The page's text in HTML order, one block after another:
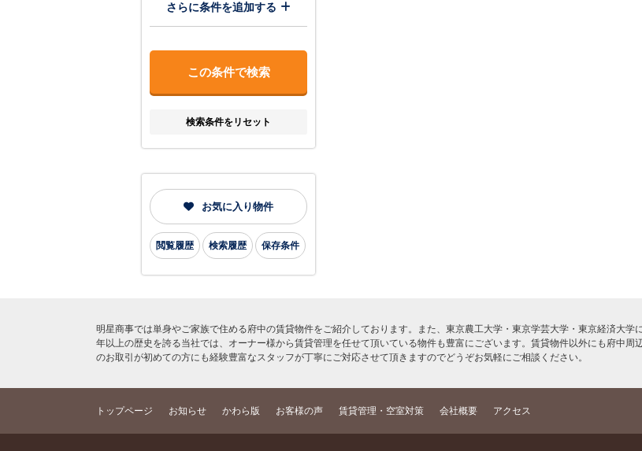
さらに条件を追加する
検索条件をリセット
お気に入り物件
閲覧履歴 検索履歴 保存条件
明星商事では単身やご家族で住める府中の賃貸物件をご紹介しております。また、東京農工大学・東京学芸大学・東京経済大
年以上の歴史を誇る当社では、オーナー様から賃貸管理を任せて頂いている物件も豊富にございます。賃貸物件以外にも府中
のお取引が初めての方にも経験豊富なスタッフが丁寧にご対応させて頂きますのでどうぞお気軽にご相談ください。
トップページ お知らせ かわら版 お客様の声 賃貸管理・空室対策 会社概要 アクセス